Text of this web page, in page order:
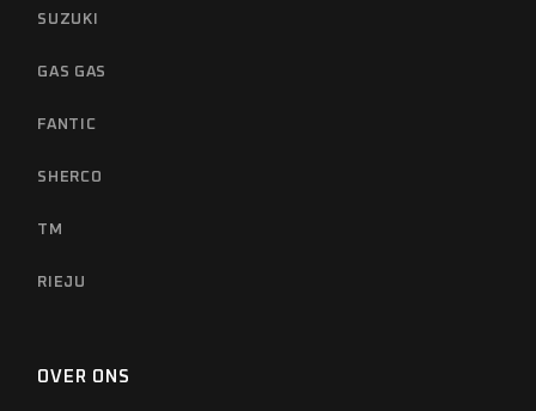
SUZUKI
GAS GAS
FANTIC
SHERCO
TM
RIEJU
OVER ONS